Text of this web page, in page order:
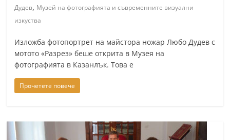
Дудев, Музей на фотографията и съвременните визуални
изкуства
Изложба фотопортрет на майстора ножар Любо Дудев с
мотото «Разрез» беше открита в Музея на
фотографията в Казанлък. Това е
Прочетете повече